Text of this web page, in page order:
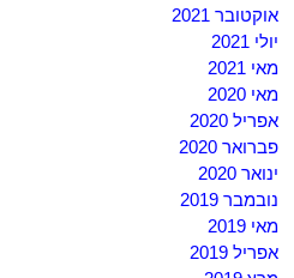
אוקטובר 2021
יולי 2021
מאי 2021
מאי 2020
אפריל 2020
פברואר 2020
ינואר 2020
נובמבר 2019
מאי 2019
אפריל 2019